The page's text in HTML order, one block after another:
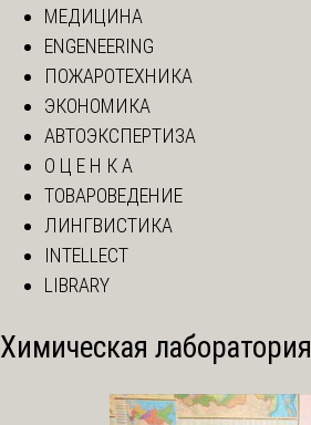
МЕДИЦИНА
ENGENEERING
ПОЖАРОТЕХНИКА
ЭКОНОМИКА
АВТОЭКСПЕРТИЗА
О Ц Е Н К А
ТОВАРОВЕДЕНИЕ
ЛИНГВИСТИКА
INTELLECT
LIBRARY
Химическая лаборатория